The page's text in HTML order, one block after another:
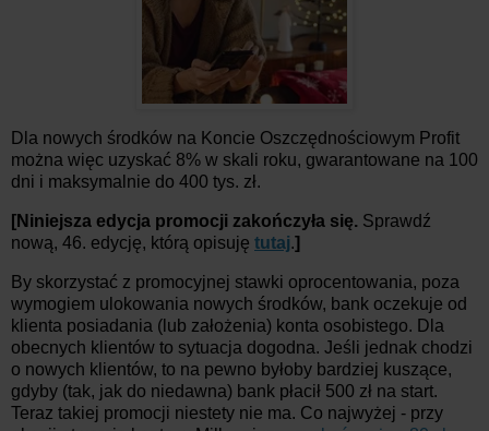
Dla nowych środków na Koncie Oszczędnościowym Profit
można więc uzyskać 8% w skali roku, gwarantowane na 100
dni i maksymalnie do 400 tys. zł.
[Niniejsza edycja promocji zakończyła się. Sprawdź
nową, 46. edycję, którą opisuję tutaj.]
By skorzystać z promocyjnej stawki oprocentowania, poza
wymogiem ulokowania nowych środków, bank oczekuje od
klienta posiadania (lub założenia) konta osobistego. Dla
obecnych klientów to sytuacja dogodna. Jeśli jednak chodzi
o nowych klientów, to na pewno byłoby bardziej kuszące,
gdyby (tak, jak do niedawna) bank płacił 500 zł na start.
Teraz takiej promocji niestety nie ma. Co najwyżej - przy